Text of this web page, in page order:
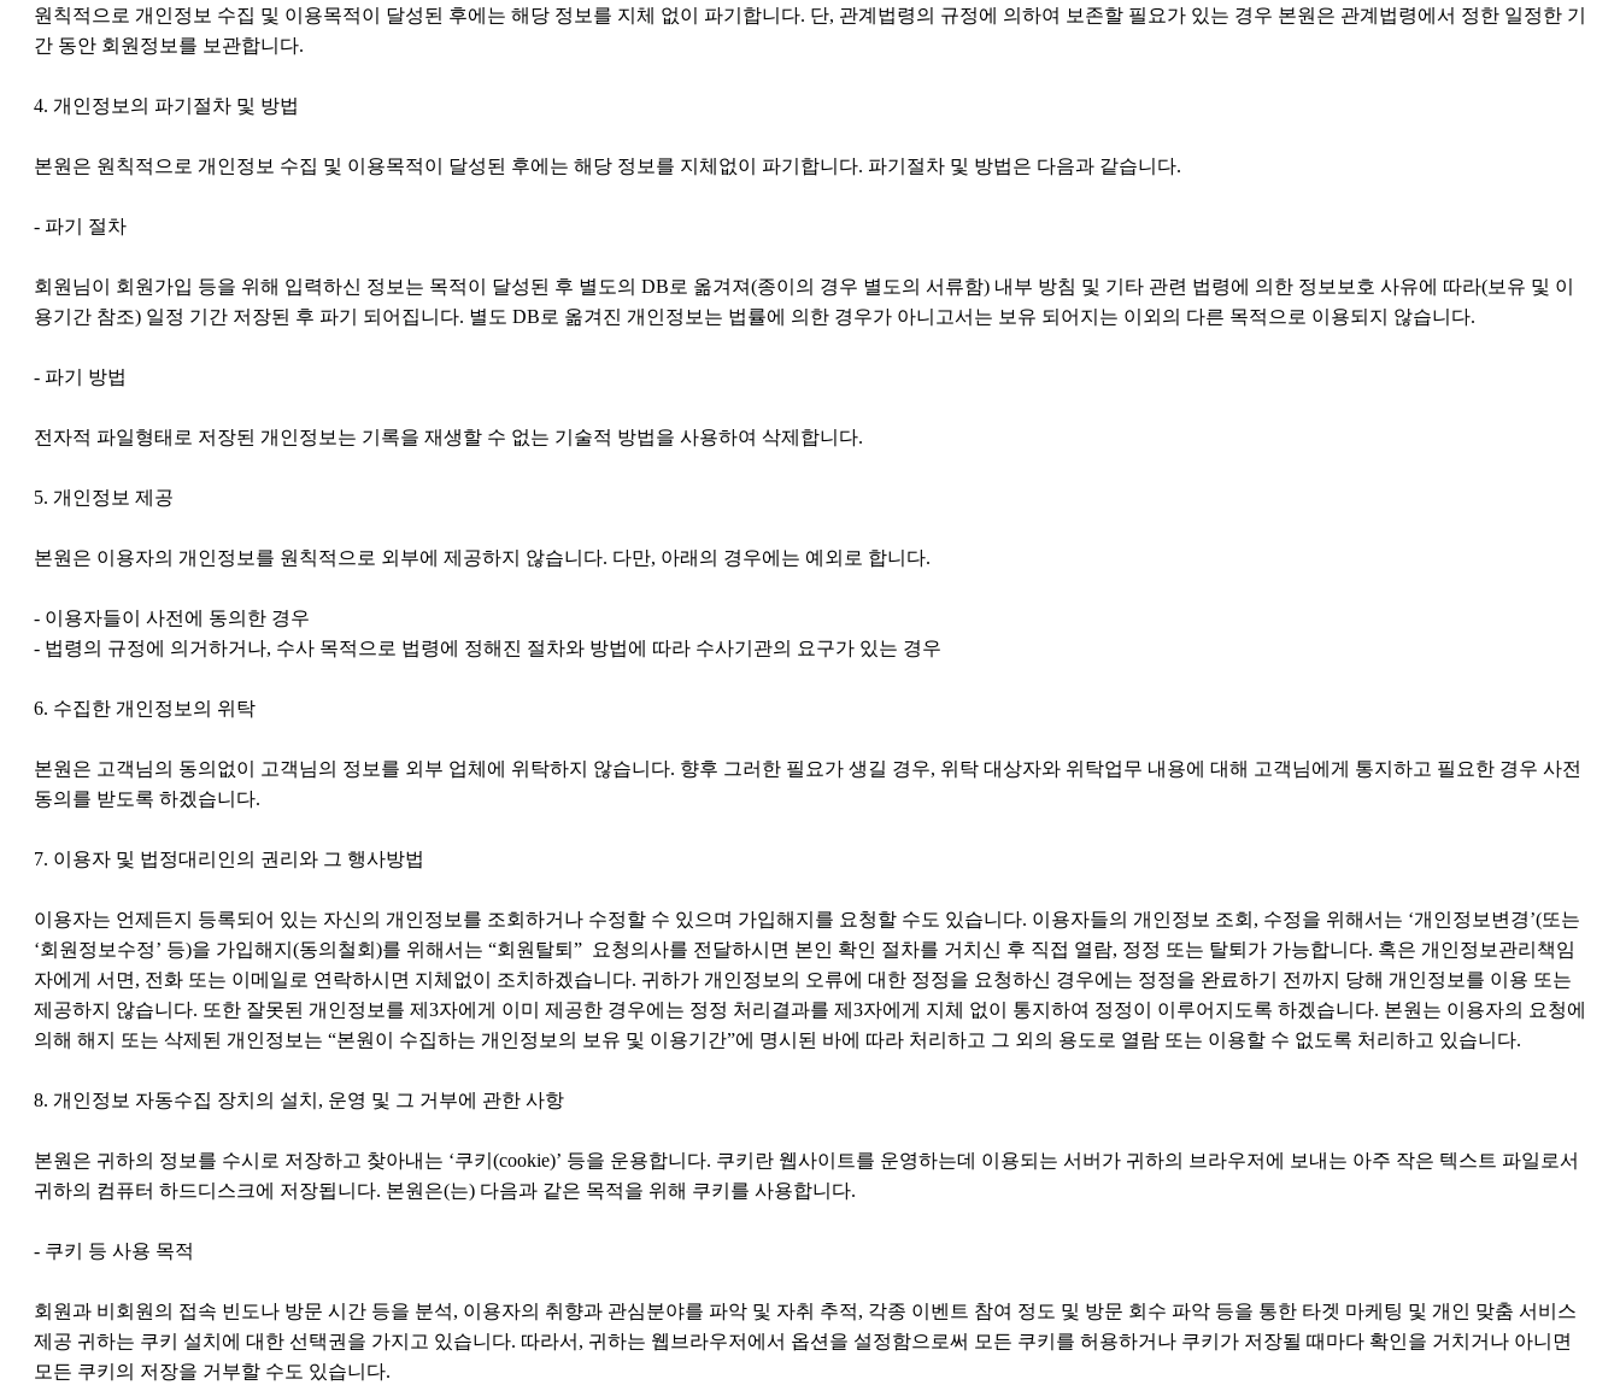
원칙적으로 개인정보 수집 및 이용목적이 달성된 후에는 해당 정보를 지체 없이 파기합니다. 단, 관계법령의 규정에 의하여 보존할 필요가 있는 경우 본원은 관계법령에서 정한 일정한 기
간 동안 회원정보를 보관합니다.
4. 개인정보의 파기절차 및 방법
본원은 원칙적으로 개인정보 수집 및 이용목적이 달성된 후에는 해당 정보를 지체없이 파기합니다. 파기절차 및 방법은 다음과 같습니다.
- 파기 절차
회원님이 회원가입 등을 위해 입력하신 정보는 목적이 달성된 후 별도의 DB로 옮겨져(종이의 경우 별도의 서류함) 내부 방침 및 기타 관련 법령에 의한 정보보호 사유에 따라(보유 및 이
용기간 참조) 일정 기간 저장된 후 파기 되어집니다. 별도 DB로 옮겨진 개인정보는 법률에 의한 경우가 아니고서는 보유 되어지는 이외의 다른 목적으로 이용되지 않습니다.
- 파기 방법
전자적 파일형태로 저장된 개인정보는 기록을 재생할 수 없는 기술적 방법을 사용하여 삭제합니다.
5. 개인정보 제공
본원은 이용자의 개인정보를 원칙적으로 외부에 제공하지 않습니다. 다만, 아래의 경우에는 예외로 합니다.
- 이용자들이 사전에 동의한 경우
- 법령의 규정에 의거하거나, 수사 목적으로 법령에 정해진 절차와 방법에 따라 수사기관의 요구가 있는 경우
6. 수집한 개인정보의 위탁
본원은 고객님의 동의없이 고객님의 정보를 외부 업체에 위탁하지 않습니다. 향후 그러한 필요가 생길 경우, 위탁 대상자와 위탁업무 내용에 대해 고객님에게 통지하고 필요한 경우 사전
동의를 받도록 하겠습니다.
7. 이용자 및 법정대리인의 권리와 그 행사방법
이용자는 언제든지 등록되어 있는 자신의 개인정보를 조회하거나 수정할 수 있으며 가입해지를 요청할 수도 있습니다. 이용자들의 개인정보 조회, 수정을 위해서는 ‘개인정보변경’(또는
‘회원정보수정’ 등)을 가입해지(동의철회)를 위해서는 “회원탈퇴” 요청의사를 전달하시면 본인 확인 절차를 거치신 후 직접 열람, 정정 또는 탈퇴가 가능합니다. 혹은 개인정보관리책임
자에게 서면, 전화 또는 이메일로 연락하시면 지체없이 조치하겠습니다. 귀하가 개인정보의 오류에 대한 정정을 요청하신 경우에는 정정을 완료하기 전까지 당해 개인정보를 이용 또는
제공하지 않습니다. 또한 잘못된 개인정보를 제3자에게 이미 제공한 경우에는 정정 처리결과를 제3자에게 지체 없이 통지하여 정정이 이루어지도록 하겠습니다. 본원는 이용자의 요청에
의해 해지 또는 삭제된 개인정보는 “본원이 수집하는 개인정보의 보유 및 이용기간”에 명시된 바에 따라 처리하고 그 외의 용도로 열람 또는 이용할 수 없도록 처리하고 있습니다.
8. 개인정보 자동수집 장치의 설치, 운영 및 그 거부에 관한 사항
본원은 귀하의 정보를 수시로 저장하고 찾아내는 ‘쿠키(cookie)’ 등을 운용합니다. 쿠키란 웹사이트를 운영하는데 이용되는 서버가 귀하의 브라우저에 보내는 아주 작은 텍스트 파일로서
귀하의 컴퓨터 하드디스크에 저장됩니다. 본원은(는) 다음과 같은 목적을 위해 쿠키를 사용합니다.
- 쿠키 등 사용 목적
회원과 비회원의 접속 빈도나 방문 시간 등을 분석, 이용자의 취향과 관심분야를 파악 및 자취 추적, 각종 이벤트 참여 정도 및 방문 회수 파악 등을 통한 타겟 마케팅 및 개인 맞춤 서비스
제공 귀하는 쿠키 설치에 대한 선택권을 가지고 있습니다. 따라서, 귀하는 웹브라우저에서 옵션을 설정함으로써 모든 쿠키를 허용하거나 쿠키가 저장될 때마다 확인을 거치거나 아니면
모든 쿠키의 저장을 거부할 수도 있습니다.